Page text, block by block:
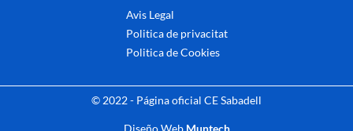
Avis Legal
Politica de privacitat
Politica de Cookies
© 2022 - Página oficial CE Sabadell